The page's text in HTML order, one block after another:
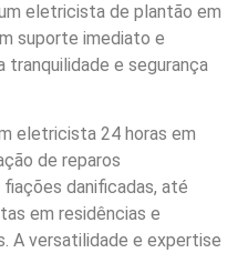
eletricista de plantão em
suporte imediato e
tranquilidade e segurança
eletricista 24 horas em
de reparos
danificadas, até
em residências e
A versatilidade e expertise